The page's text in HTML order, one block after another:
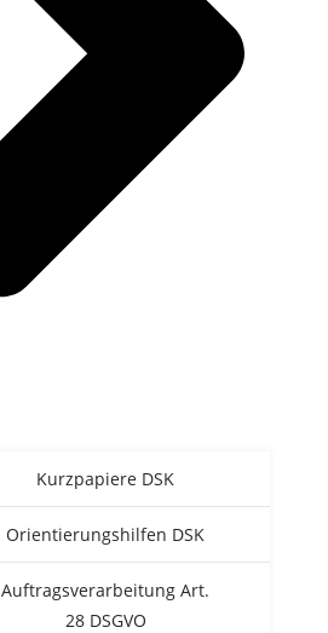
Kurz­pa­pie­re DSK
Ori­en­tie­rungs­hil­fen DSK
Auf­trags­ver­ar­bei­tung Art.
28 DSGVO